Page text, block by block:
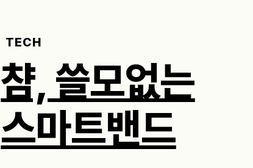
TECH
챰, 쓸모없는
스마트밴드